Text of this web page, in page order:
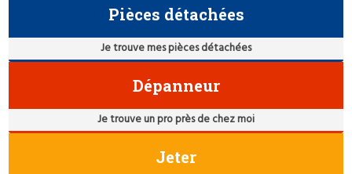
Pièces détachées
Je trouve mes pièces détachées
Dépanneur
Je trouve un pro près de chez moi
Jeter